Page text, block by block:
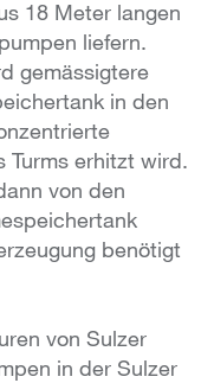
18 Meter langen
liefern.
gemässigtere
in den
Turms erhitzt wird.
von den
benötigt
von Sulzer
in der Sulzer